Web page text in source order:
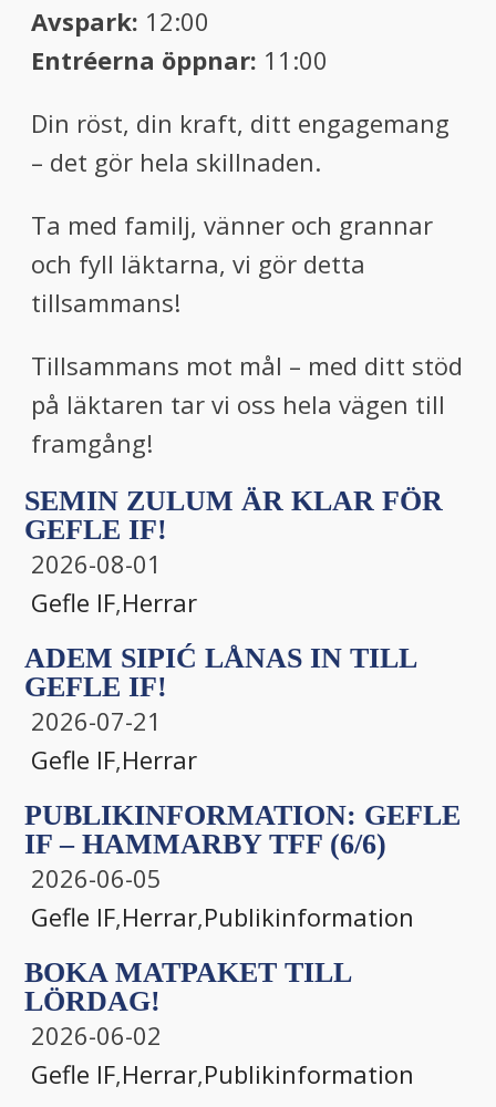
Avspark: 12:00
Entréerna öppnar: 11:00
Din röst, din kraft, ditt engagemang
– det gör hela skillnaden.
Ta med familj, vänner och grannar
och fyll läktarna, vi gör detta
tillsammans!
Tillsammans mot mål – med ditt stöd
på läktaren tar vi oss hela vägen till
framgång!
SEMIN ZULUM ÄR KLAR FÖR
GEFLE IF!
2026-08-01
Gefle IF,Herrar
ADEM SIPIĆ LÅNAS IN TILL
GEFLE IF!
2026-07-21
Gefle IF,Herrar
PUBLIKINFORMATION: GEFLE
IF – HAMMARBY TFF (6/6)
2026-06-05
Gefle IF,Herrar,Publikinformation
BOKA MATPAKET TILL
LÖRDAG!
2026-06-02
Gefle IF,Herrar,Publikinformation